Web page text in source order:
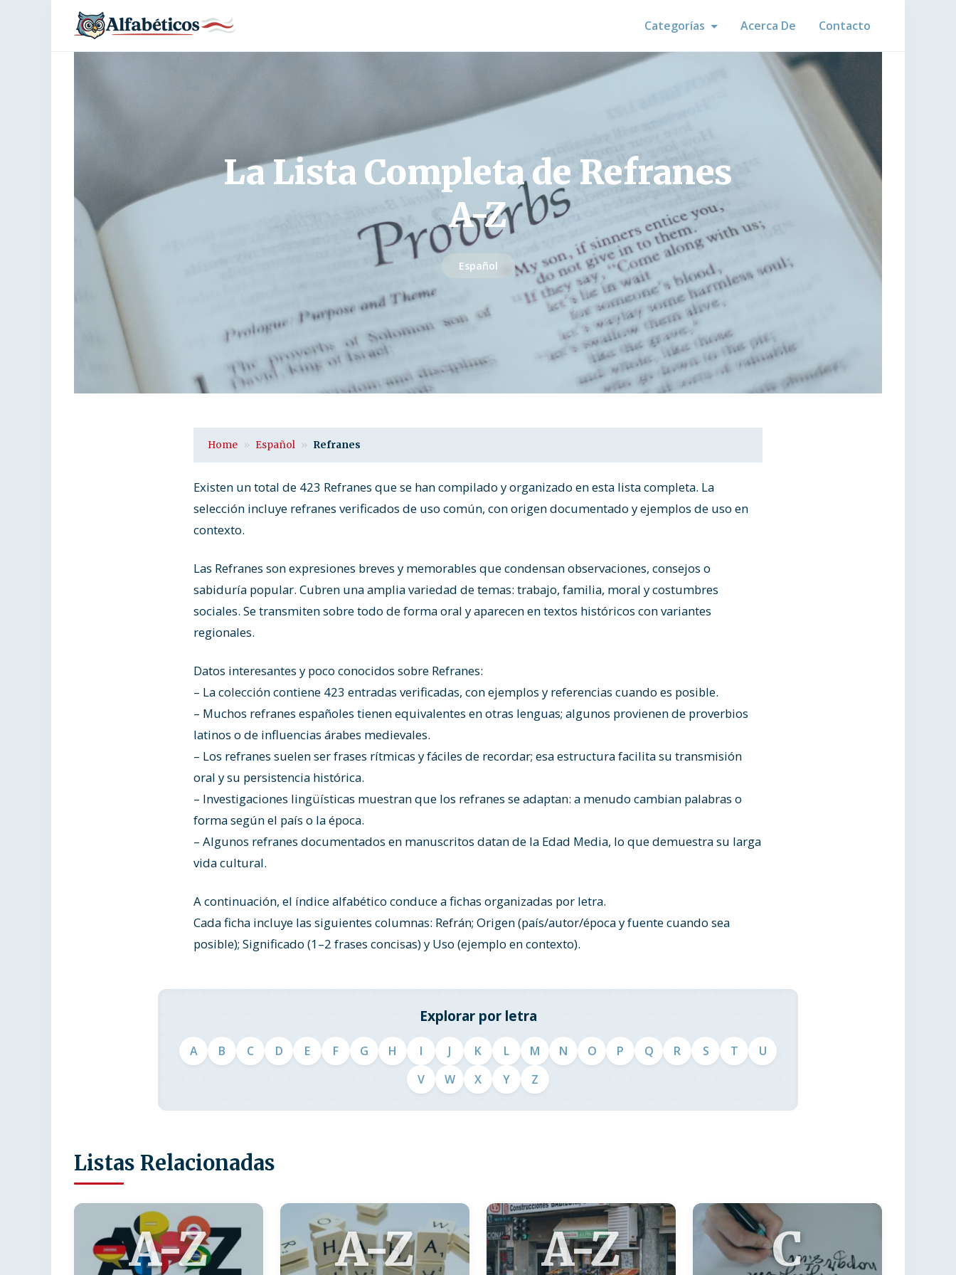
Categorías Acerca De Contacto
La Lista Completa de Refranes
A-Z
Español
Home Español Refranes
Existen un total de 423 Refranes que se han compilado y organizado en esta lista completa. La
selección incluye refranes verificados de uso común, con origen documentado y ejemplos de uso en
contexto.
Las Refranes son expresiones breves y memorables que condensan observaciones, consejos o
sabiduría popular. Cubren una amplia variedad de temas: trabajo, familia, moral y costumbres
sociales. Se transmiten sobre todo de forma oral y aparecen en textos históricos con variantes
regionales.
Datos interesantes y poco conocidos sobre Refranes:
– La colección contiene 423 entradas verificadas, con ejemplos y referencias cuando es posible.
– Muchos refranes españoles tienen equivalentes en otras lenguas; algunos provienen de proverbios
latinos o de influencias árabes medievales.
– Los refranes suelen ser frases rítmicas y fáciles de recordar; esa estructura facilita su transmisión
oral y su persistencia histórica.
– Investigaciones lingüísticas muestran que los refranes se adaptan: a menudo cambian palabras o
forma según el país o la época.
– Algunos refranes documentados en manuscritos datan de la Edad Media, lo que demuestra su larga
vida cultural.
A continuación, el índice alfabético conduce a fichas organizadas por letra.
Cada ficha incluye las siguientes columnas: Refrán; Origen (país/autor/época y fuente cuando sea
posible); Significado (1–2 frases concisas) y Uso (ejemplo en contexto).
Explorar por letra
A B C D E F G H I J K L M N O P Q R S T
U
V
W X Y Z
Listas Relacionadas
A-Z A-Z A-Z C